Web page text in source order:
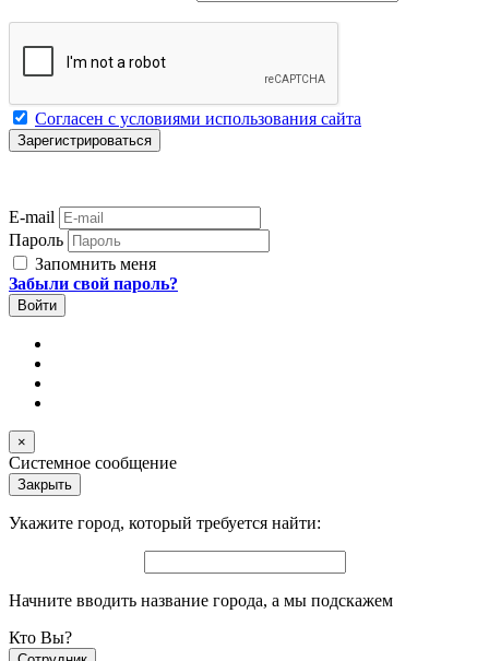
Согласен с условиями использования сайта
E-mail
Пароль
Запомнить меня
Забыли свой пароль?
×
Системное сообщение
Закрыть
Укажите город, который требуется найти:
Начните вводить название города, а мы подскажем
Кто Вы?